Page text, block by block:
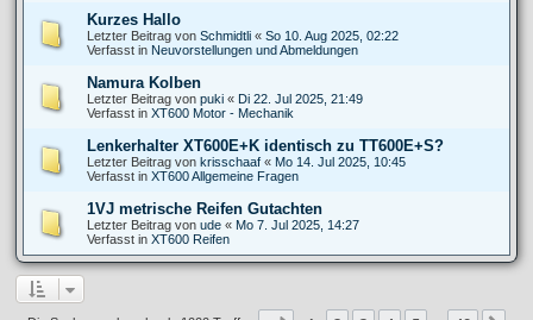
Kurzes Hallo
Letzter Beitrag von Schmidtli « So 10. Aug 2025, 02:22
Verfasst in Neuvorstellungen und Abmeldungen
Namura Kolben
Letzter Beitrag von puki « Di 22. Jul 2025, 21:49
Verfasst in XT600 Motor - Mechanik
Lenkerhalter XT600E+K identisch zu TT600E+S?
Letzter Beitrag von krisschaaf « Mo 14. Jul 2025, 10:45
Verfasst in XT600 Allgemeine Fragen
1VJ metrische Reifen Gutachten
Letzter Beitrag von ude « Mo 7. Jul 2025, 14:27
Verfasst in XT600 Reifen